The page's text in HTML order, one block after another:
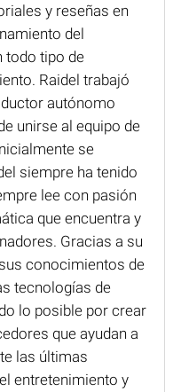
y reseñas en
del
todo tipo de
Raidel trabajó
autónomo
unirse al equipo de
se
siempre ha tenido
lee con pasión
que encuentra y
Gracias a su
conocimientos de
tecnologías de
lo posible por crear
que ayudan a
las últimas
entretenimiento y